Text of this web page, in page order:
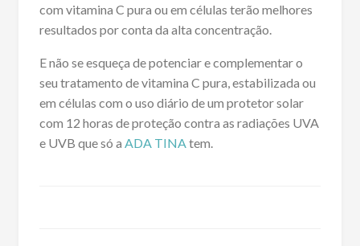
com vitamina C pura ou em células terão melhores
resultados por conta da alta concentração.
E não se esqueça de potenciar e complementar o
seu tratamento de vitamina C pura, estabilizada ou
em células com o uso diário de um protetor solar
com 12 horas de proteção contra as radiações UVA
e UVB que só a ADA TINA tem.